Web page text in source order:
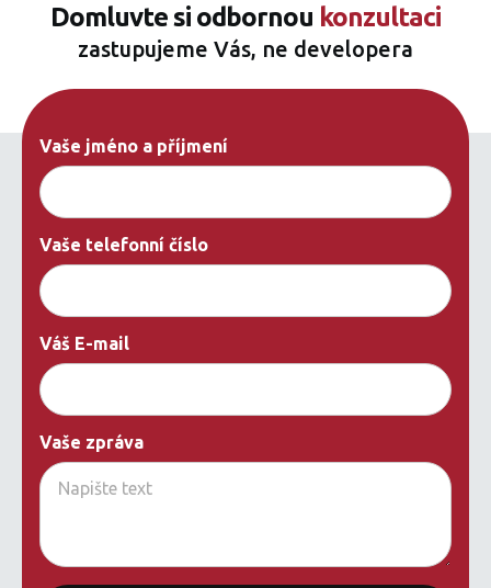
Domluvte si odbornou konzultaci
zastupujeme Vás, ne developera
Vaše jméno a příjmení
Vaše telefonní číslo
Váš E-mail
Vaše zpráva